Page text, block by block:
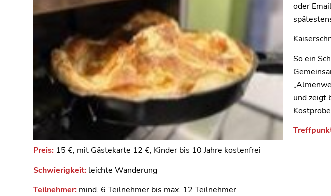
oder
So ein
und zeigt
Preis: 15 €, mit Gästekarte 12 €, Kinder bis 10 Jahre kostenfrei
Schwierigkeit: leichte Wanderung
Teilnehmer: mind. 6 Teilnehmer bis max. 12 Teilnehmer